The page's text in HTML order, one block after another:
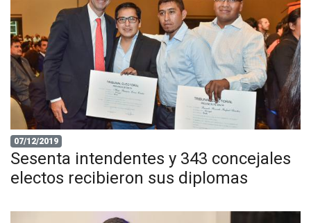
07/12/2019
Sesenta intendentes y 343 concejales
electos recibieron sus diplomas